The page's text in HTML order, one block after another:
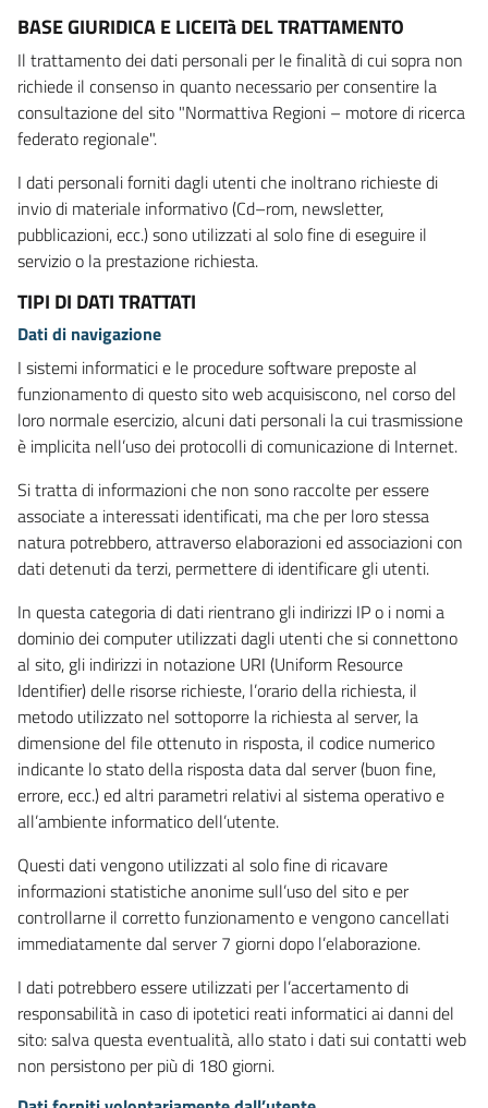
BASE GIURIDICA E LICEITà DEL TRATTAMENTO
Il trattamento dei dati personali per le finalità di cui sopra non
richiede il consenso in quanto necessario per consentire la
consultazione del sito "Normattiva Regioni – motore di ricerca
federato regionale".
I dati personali forniti dagli utenti che inoltrano richieste di
invio di materiale informativo (Cd–rom, newsletter,
pubblicazioni, ecc.) sono utilizzati al solo fine di eseguire il
servizio o la prestazione richiesta.
TIPI DI DATI TRATTATI
Dati di navigazione
I sistemi informatici e le procedure software preposte al
funzionamento di questo sito web acquisiscono, nel corso del
loro normale esercizio, alcuni dati personali la cui trasmissione
è implicita nell’uso dei protocolli di comunicazione di Internet.
Si tratta di informazioni che non sono raccolte per essere
associate a interessati identificati, ma che per loro stessa
natura potrebbero, attraverso elaborazioni ed associazioni con
dati detenuti da terzi, permettere di identificare gli utenti.
In questa categoria di dati rientrano gli indirizzi IP o i nomi a
dominio dei computer utilizzati dagli utenti che si connettono
al sito, gli indirizzi in notazione URI (Uniform Resource
Identifier) delle risorse richieste, l’orario della richiesta, il
metodo utilizzato nel sottoporre la richiesta al server, la
dimensione del file ottenuto in risposta, il codice numerico
indicante lo stato della risposta data dal server (buon fine,
errore, ecc.) ed altri parametri relativi al sistema operativo e
all’ambiente informatico dell’utente.
Questi dati vengono utilizzati al solo fine di ricavare
informazioni statistiche anonime sull’uso del sito e per
controllarne il corretto funzionamento e vengono cancellati
immediatamente dal server 7 giorni dopo l’elaborazione.
I dati potrebbero essere utilizzati per l’accertamento di
responsabilità in caso di ipotetici reati informatici ai danni del
sito: salva questa eventualità, allo stato i dati sui contatti web
non persistono per più di 180 giorni.